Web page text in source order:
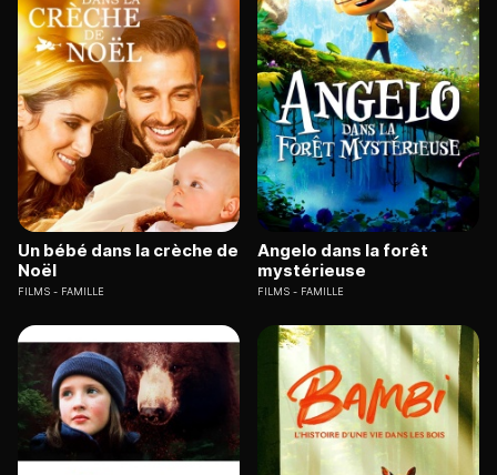
Un bébé dans la crèche de
Noël
FILMS FAMILLE
Angelo dans la forêt
mystérieuse
FILMS FAMILLE